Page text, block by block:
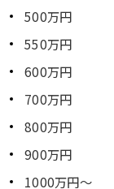
500万円
550万円
600万円
700万円
800万円
900万円
1000万円～